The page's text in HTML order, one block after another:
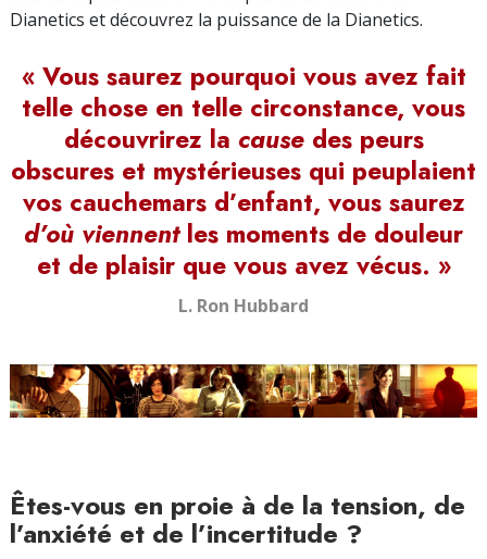
Dianetics et découvrez la puissance de la Dianetics.
« Vous saurez pourquoi vous avez fait
telle chose en telle circonstance, vous
découvrirez la causedes peurs
obscures et mystérieuses qui peuplaient
vos cauchemars d’enfant, vous saurez
d’où viennentles moments de douleur
et de plaisir que vous avez vécus. »
L. Ron Hubbard
Êtes-vous en proie à de la tension, de
l’anxiété et de l’incertitude ?